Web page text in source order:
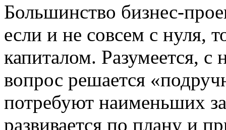
Большинство бизнес-
если и не совсем с нуля,
капиталом. Разумеется,
вопрос решается
потребуют наименьших
развивается по плану и